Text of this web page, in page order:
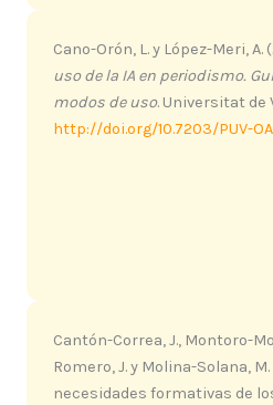
Cano-Orón, L. y López-Meri, A.
uso de la IA en periodismo.
modos de uso. Universitat de
http://doi.org/10.7203/PUV-
Cantón-Correa, J., Montoro-
Romero, J. y Molina-Solana,
necesidades formativas de